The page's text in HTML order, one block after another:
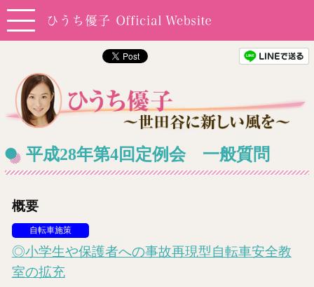
平成28年第4回定例会 一般質問
概要
自転車施策
◎小学生や保護者への事故再現型自転車安全教
室の拡充